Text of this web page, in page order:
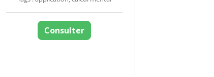
Consulter